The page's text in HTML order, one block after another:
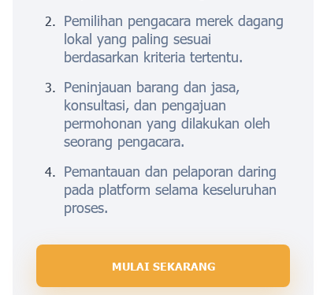
Pemilihan pengacara merek dagang
lokal yang paling sesuai
berdasarkan kriteria tertentu.
Peninjauan barang dan jasa,
konsultasi, dan pengajuan
permohonan yang dilakukan oleh
seorang pengacara.
Pemantauan dan pelaporan daring
pada platform selama keseluruhan
proses.
MULAI SEKARANG